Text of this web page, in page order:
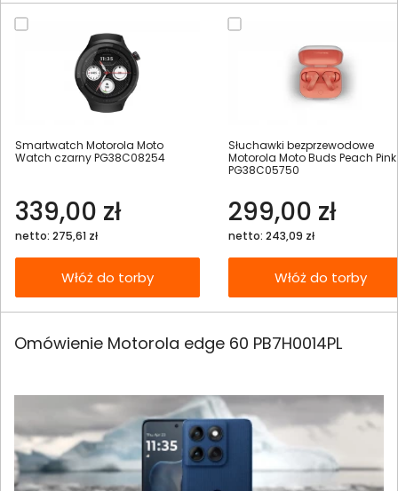
Smartwatch Motorola Moto
Watch czarny PG38C08254
339,00 zł
netto: 275,61 zł
Włóż do torby
Słuchawki bezprzewodowe
Motorola Moto Buds Peach Pink
PG38C05750
299,00 zł
netto: 243,09 zł
Włóż do torby
Omówienie Motorola edge 60 PB7H0014PL